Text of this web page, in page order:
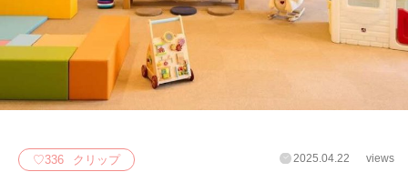
♡336 クリップ 2025.04.22 views